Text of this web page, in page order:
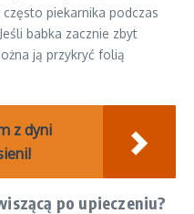
piekarnika podczas
babka zacznie zbyt
ją przykryć folią
z dyni
po upieczeniu?